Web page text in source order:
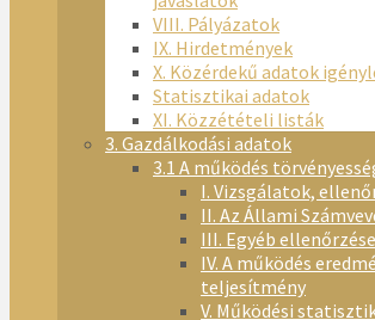
VIII. Pályázatok
IX. Hirdetmények
X. Közérdekű adatok
Statisztikai adatok
XI. Közzétételi listák
3. Gazdálkodási adatok
3.1 A működés
I. Vizsgálatok,
II. Az Állami
III. Egyéb
IV. A működés
teljesítmény
V. Működési